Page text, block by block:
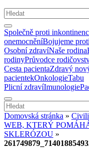
Společně proti
onemocněníBojujeme
Osobní zdravíNaše rodina
rodinyPrůvodce
Cesta pacientaZdravý
pacientekOnkologieTabu
Plicní zdravíImunologie
Domovská stránka »
WEB, KTERÝ
SKLERÓZOU »